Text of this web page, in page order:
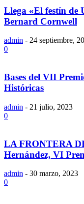
Llega «El festín de
Bernard Cornwell
admin - 24 septiembre,
0
Bases del VII
Históricas
admin - 21 julio, 2023
0
LA FRONTERA
Hernández, VI
admin - 30 marzo, 2023
0